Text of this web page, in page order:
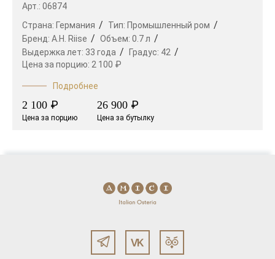
Арт.: 06874
Страна: Германия Тип: Промышленный ром
Бренд: A.H. Riise Объем: 0.7 л
Выдержка лет: 33 года Градус: 42
Цена за порцию: 2 100 ₽
Подробнее
2 100 ₽
Цена за порцию
26 900 ₽
Цена за бутылку